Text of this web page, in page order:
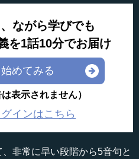
ながら学びでも
を1話10分でお届け
めてみる
表示されません）
インはこちら
非常に早い段階から5音句と